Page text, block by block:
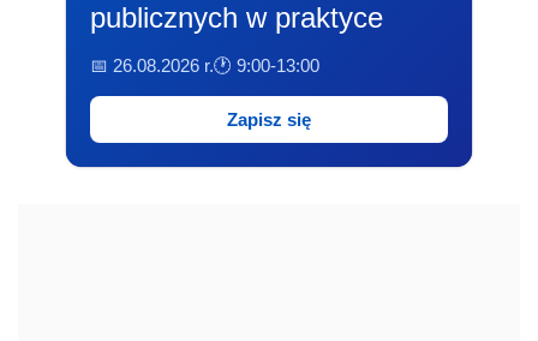
publicznych w praktyce
📅 26.08.2026 r.🕐 9:00-13:00
Zapisz się